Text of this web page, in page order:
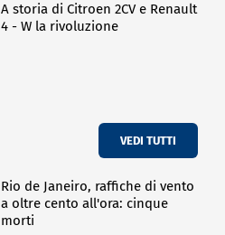
A storia di Citroen 2CV e Renault
4 - W la rivoluzione
VEDI TUTTI
Rio de Janeiro, raffiche di vento
a oltre cento all'ora: cinque
morti